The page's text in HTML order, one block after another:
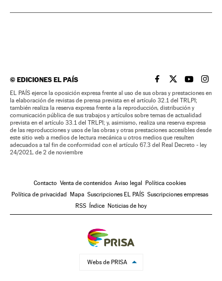
©EDICIONES EL PAÍS EL PAÍS BRASIL EN
EL PAÍSEL PAÍS
EL
EL PAÍS ejerce la oposición expresa frente al uso de sus obras y prestaciones en
la elaboración de revistas de prensa prevista en el artículo 32.1 del TRLPI;
también realiza la reserva expresa frente a la reproducción, distribución y
comunicación pública de sus trabajos y artículos sobre temas de actualidad
prevista en el artículo 33.1 del TRLPI; y, asimismo, realiza una reserva expresa
de las reproducciones y usos de las obras y otras prestaciones accesibles desde
este sitio web a medios de lectura mecánica u otros medios que resulten
adecuados a tal fin de conformidad con el artículo 67.3 del Real Decreto - ley
24/2021, de 2 de noviembre
Contacto Venta de contenidos Aviso legal
Política cookies
Política de privacidad
Mapa Suscripciones EL PAÍS Suscripciones empresas
RSS
Índice Noticias de hoy
Webs de PRISA